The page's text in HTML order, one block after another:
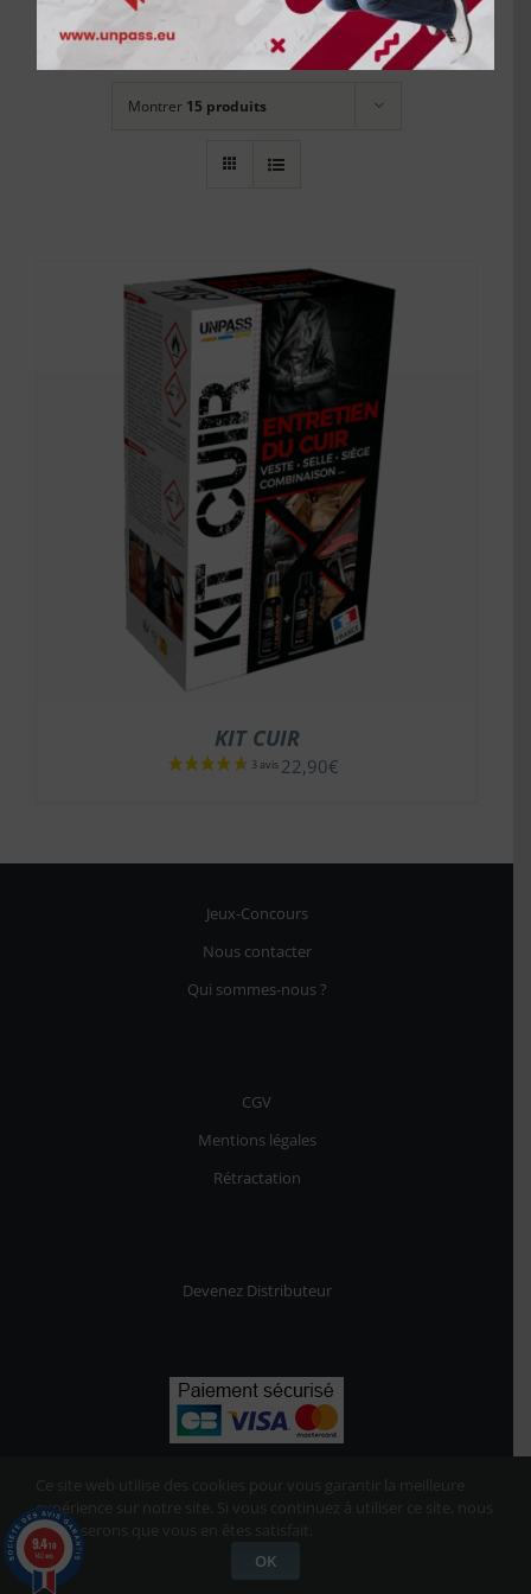
Trier par
Montrer 15 produits
KIT CUIR
22,90€
Jeux-Concours
Nous contacter
Qui sommes-nous ?
CGV
Mentions légales
Rétractation
Devenez Distributeur
Ce site web utilise des cookies pour vous garantir la meilleure
expérience sur notre site. Si vous continuez à utiliser ce site, nous
supposerons que vous en êtes satisfait.
OK
9.4/10
142 avis